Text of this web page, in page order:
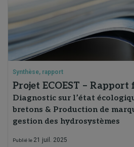
Synthèse, rapport
Projet ECOEST –
Diagnostic sur l’état
bretons & Production de
gestion des hydrosystèmes
Publié le 21 juil. 2025